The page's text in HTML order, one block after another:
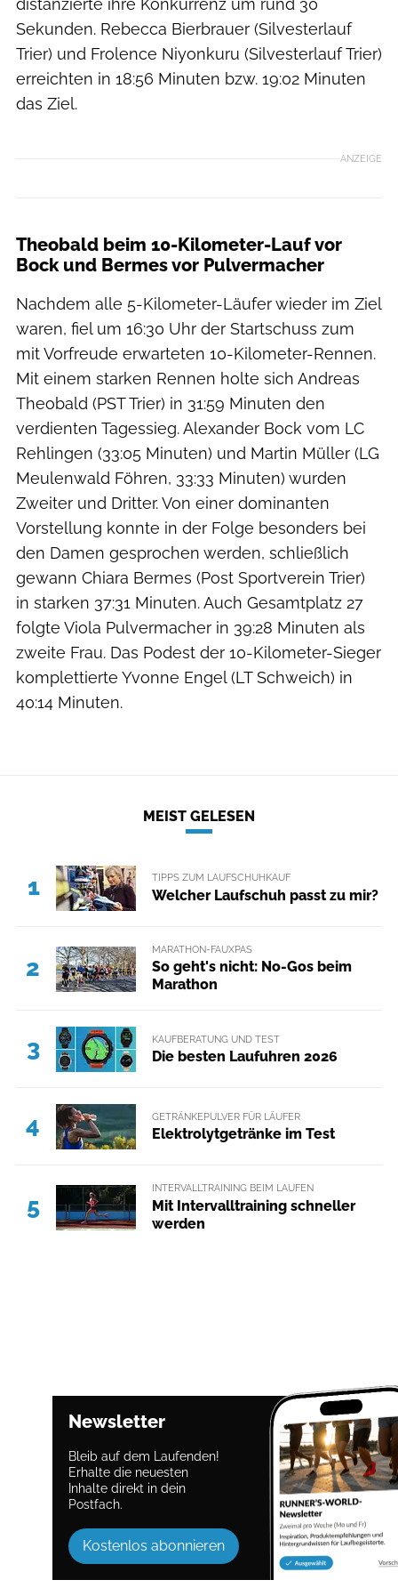
Sekunden. Rebecca Bierbrauer (Silvesterlauf
Trier) und Frolence Niyonkuru (Silvesterlauf Trier)
erreichten in 18:56 Minuten bzw. 19:02 Minuten
das Ziel.
ANZEIGE
Theobald beim 10-Kilometer-Lauf vor
Bock und Bermes vor Pulvermacher
Nachdem alle 5-Kilometer-Läufer wieder im Ziel
waren, fiel um 16:30 Uhr der Startschuss zum
mit Vorfreude erwarteten 10-Kilometer-Rennen.
Mit einem starken Rennen holte sich Andreas
Theobald (PST Trier) in 31:59 Minuten den
verdienten Tagessieg. Alexander Bock vom LC
Rehlingen (33:05 Minuten) und Martin Müller (LG
Meulenwald Föhren, 33:33 Minuten) wurden
Zweiter und Dritter. Von einer dominanten
Vorstellung konnte in der Folge besonders bei
den Damen gesprochen werden, schließlich
gewann Chiara Bermes (Post Sportverein Trier)
in starken 37:31 Minuten. Auch Gesamtplatz 27
folgte Viola Pulvermacher in 39:28 Minuten als
zweite Frau. Das Podest der 10-Kilometer-Sieger
komplettierte Yvonne Engel (LT Schweich) in
40:14 Minuten.
MEIST GELESEN
1 TIPPS ZUM LAUFSCHUHKAUF
Welcher Laufschuh passt zu mir?
2
MARATHON-FAUXPAS
So geht's nicht: No-Gos beim
Marathon
3 KAUFBERATUNG UND TEST
Die besten Laufuhren 2026
4 GETRÄNKEPULVER FÜR LÄUFER
Elektrolytgetränke im Test
5
INTERVALLTRAINING BEIM LAUFEN
Mit Intervalltraining schneller
werden
Newsletter
Bleib auf dem Laufenden!
Erhalte die neuesten
Inhalte direkt in dein
Postfach.
Kostenlos abonnieren